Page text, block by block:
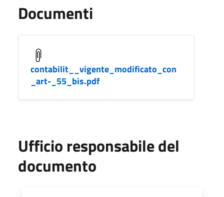
Documenti
contabilit__vigente_modificato_con
_art-_55_bis.pdf
Ufficio responsabile del
documento